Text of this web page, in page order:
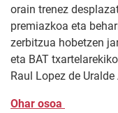
orain trenez
premiazkoa eta
zerbitzua hobetzen
eta BAT
Raul Lopez de
Ohar osoa